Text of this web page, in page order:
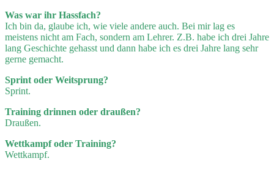
Was war ihr Hassfach?
Ich bin da, glaube ich, wie viele andere auch. Bei mir lag es
meistens nicht am Fach, sondern am Lehrer. Z.B. habe ich drei Jahre
lang Geschichte gehasst und dann habe ich es drei Jahre lang sehr
gerne gemacht.
Sprint oder Weitsprung?
Sprint.
Training drinnen oder draußen?
Draußen.
Wettkampf oder Training?
Wettkampf.